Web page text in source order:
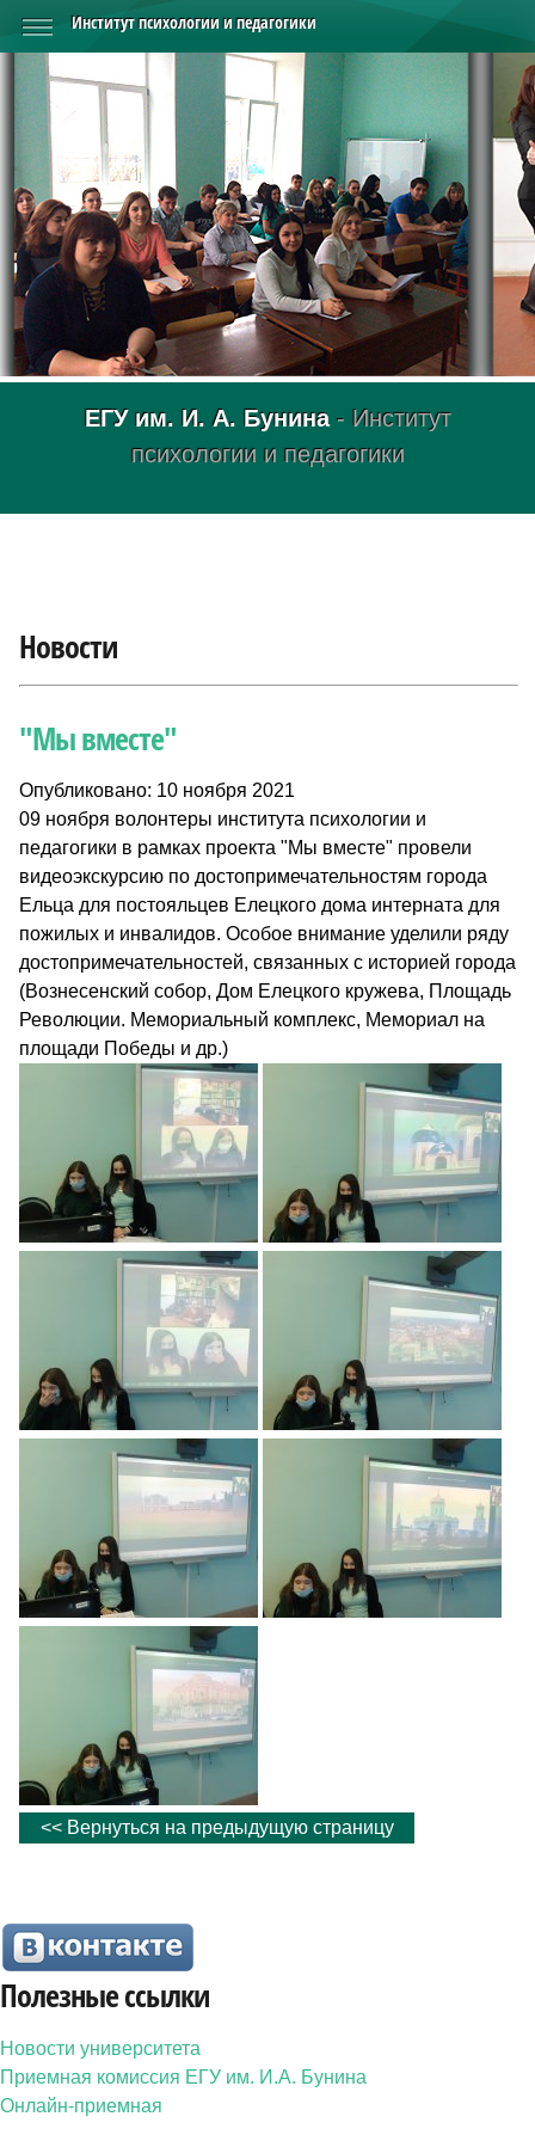
ЕГУ им. И. А. Бунина- Институт
психологии и педагогики
Новости
"Мы вместе"
Опубликовано: 10 ноября 2021
09 ноября волонтеры института психологии и
педагогики в рамках проекта "Мы вместе" провели
видеоэкскурсию по достопримечательностям города
Ельца для постояльцев Елецкого дома интерната для
пожилых и инвалидов. Особое внимание уделили ряду
достопримечательностей, связанных с историей города
(Вознесенский собор, Дом Елецкого кружева, Площадь
Революции. Мемориальный комплекс, Мемориал на
площади Победы и др.)
<< Вернуться на предыдущую страницу
Полезные ссылки
Новости университета
Приемная комиссия ЕГУ им. И.А. Бунина
Онлайн-приемная
Институт психологии и педагогики